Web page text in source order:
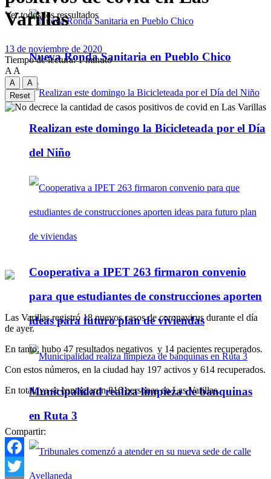
Nueva Ronda Sanitaria en Pueblo Chico
Realizan este domingo la Bicicleteada por el Día
del Niño
Cooperativa a IPET 263 firmaron convenio
para que estudiantes de construcciones aporten
ideas para futuro plan de viviendas
Municipalidad realiza limpieza de banquinas
en Ruta 3
Ver todos los ressultados
Varillas
13 de noviembre de 2020
Tiempo de lectura: 1 minuto
A A
A
A
Reset
Las Varillas registró 18 nuevos casos de coronavirus durante el día
de ayer.
En tanto, hubo 47 resultados negativos y 14 pacientes recuperados.
Con estos números, en la ciudad hay 197 activos y 614 recuperados.
En total, ya se contagiaron 816 personas en Las Varillas.
Compartir:
Facebook